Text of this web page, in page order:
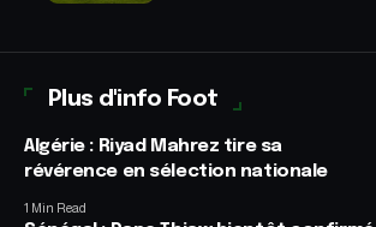
Plus d'info Foot
Algérie : Riyad Mahrez tire sa
révérence en sélection nationale
1 Min Read